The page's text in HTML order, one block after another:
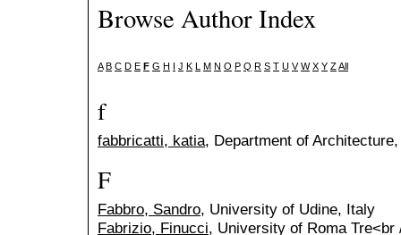
Browse Author Index
A B C D E F G H I J K L M N O P Q R S T U V W X Y ZAll
f
fabbricatti, katia, Department of
F
Fabbro, Sandro, University of Udine, Italy
Fabrizio, Finucci, University of Roma Tre<br